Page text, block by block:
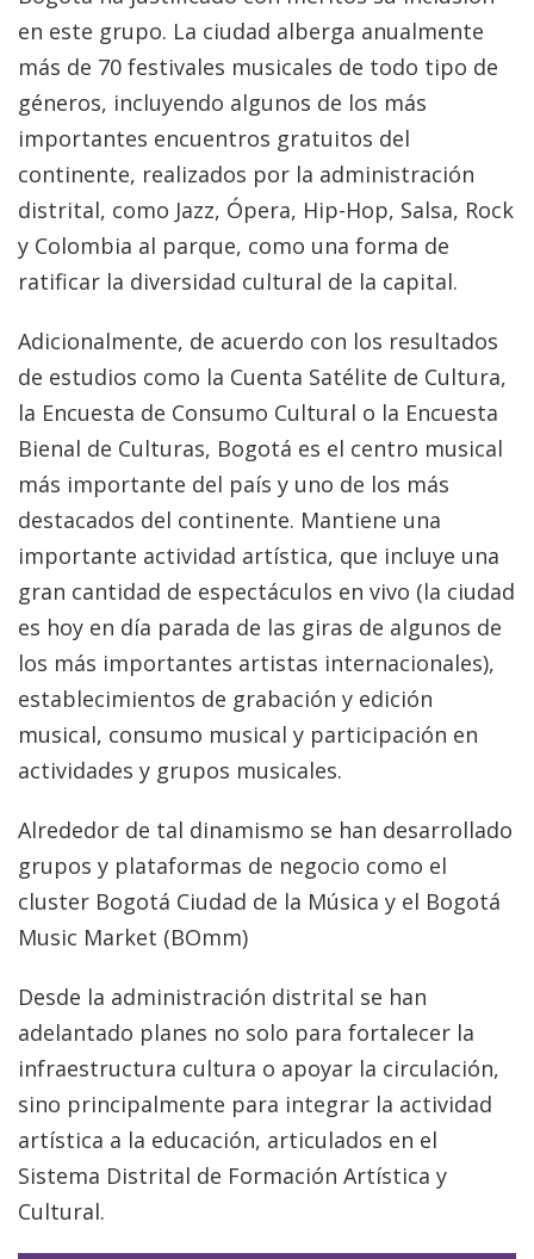
en este grupo. La ciudad alberga anualmente
más de 70 festivales musicales de todo tipo de
géneros, incluyendo algunos de los más
importantes encuentros gratuitos del
continente, realizados por la administración
distrital, como Jazz, Ópera, Hip-Hop, Salsa, Rock
y Colombia al parque, como una forma de
ratificar la diversidad cultural de la capital.
Adicionalmente, de acuerdo con los resultados
de estudios como la Cuenta Satélite de Cultura,
la Encuesta de Consumo Cultural o la Encuesta
Bienal de Culturas, Bogotá es el centro musical
más importante del país y uno de los más
destacados del continente. Mantiene una
importante actividad artística, que incluye una
gran cantidad de espectáculos en vivo (la ciudad
es hoy en día parada de las giras de algunos de
los más importantes artistas internacionales),
establecimientos de grabación y edición
musical, consumo musical y participación en
actividades y grupos musicales.
Alrededor de tal dinamismo se han desarrollado
grupos y plataformas de negocio como el
cluster Bogotá Ciudad de la Música y el Bogotá
Music Market (BOmm)
Desde la administración distrital se han
adelantado planes no solo para fortalecer la
infraestructura cultura o apoyar la circulación,
sino principalmente para integrar la actividad
artística a la educación, articulados en el
Sistema Distrital de Formación Artística y
Cultural.